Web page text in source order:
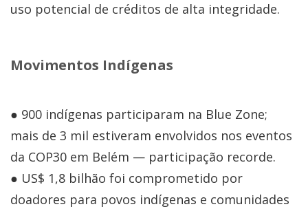
uso potencial de créditos de alta integridade.
Movimentos Indígenas
● 900 indígenas participaram na Blue Zone;
mais de 3 mil estiveram envolvidos nos eventos
da COP30 em Belém — participação recorde.
● US$ 1,8 bilhão foi comprometido por
doadores para povos indígenas e comunidades